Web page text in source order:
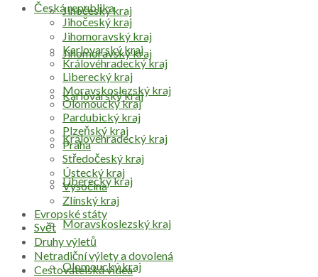
Jihočeský kraj
Jihomoravský kraj
Karlovarský kraj
Královéhradecký kraj
Liberecký kraj
Moravskoslezský kraj
Olomoucký kraj
Česká republika
Jihočeský kraj
Jihomoravský kraj
Karlovarský kraj
Královéhradecký kraj
Liberecký kraj
Moravskoslezský kraj
Olomoucký kraj
Pardubický kraj
Plzeňský kraj
Praha
Středočeský kraj
Ústecký kraj
Vysočina
Zlínský kraj
Evropské státy
Svět
Druhy výletů
Netradiční výlety a dovolená
Cestovatelská videa